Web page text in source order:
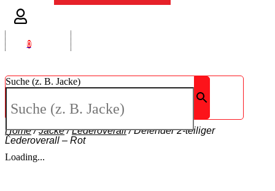
0
Suche (z. B. Jacke)
×
Home/Jacke/Lederoverall/Defender 2-teiliger
Lederoverall – Rot
Loading...